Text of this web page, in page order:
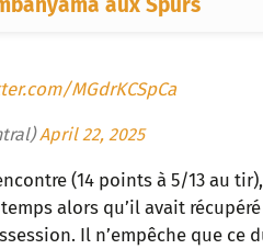
MGdrKCSpCa
April 22, 2025
(14 points à 5/13 au
alors qu’il avait
Il n’empêche que ce